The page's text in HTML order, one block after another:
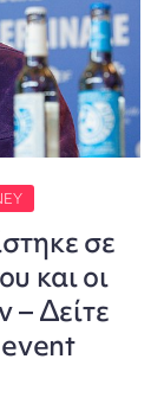
σε
και οι
– Δείτε